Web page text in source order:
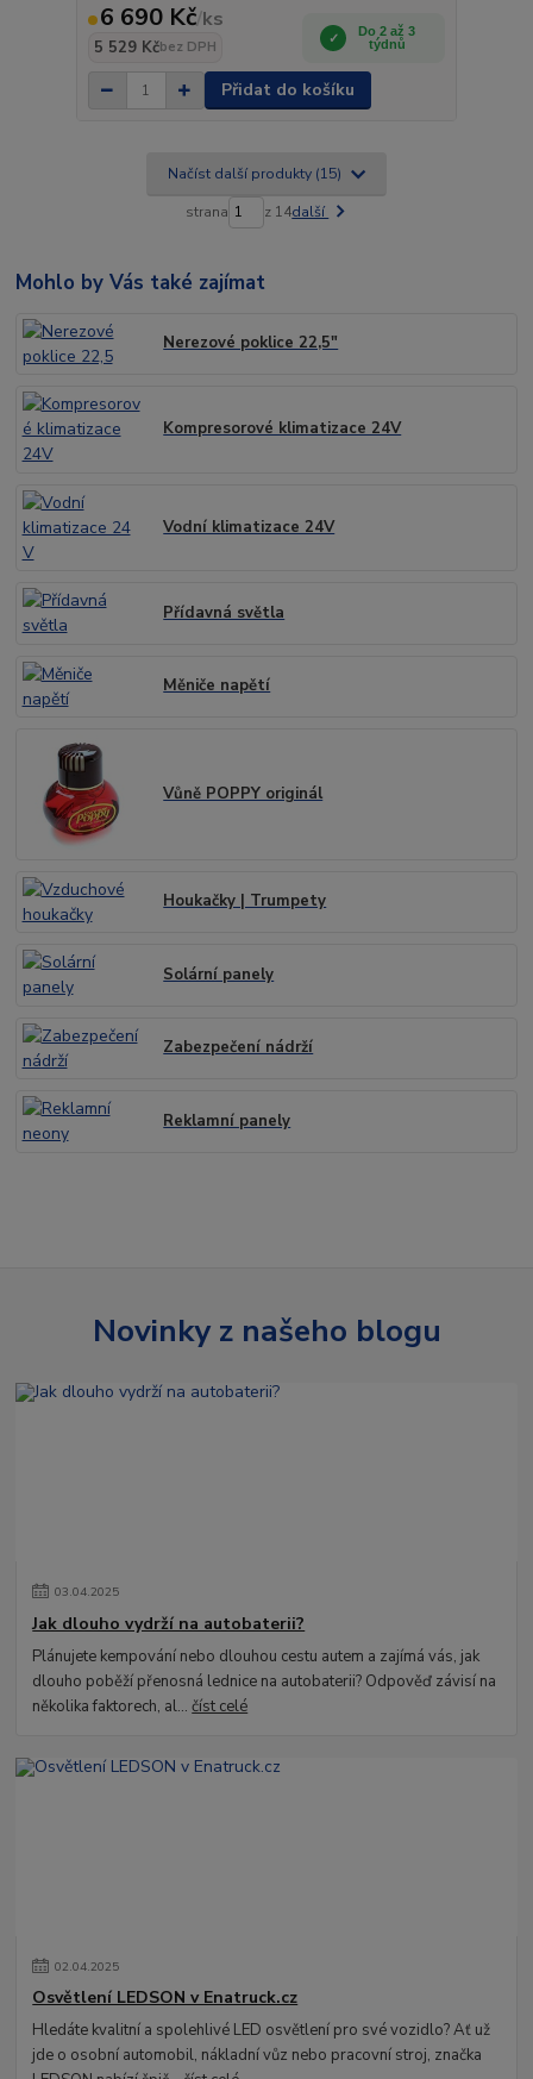
6 690 Kč/ks
5 529 Kčbez DPH
Do 2 až 3
týdnů
Přidat do košíku
Načíst další produkty (15)
strana z 14další
Mohlo by Vás také zajímat
Nerezové poklice 22,5"
Kompresorové klimatizace 24V
Vodní klimatizace 24V
Přídavná světla
Měniče napětí
Vůně POPPY originál
Houkačky | Trumpety
Solární panely
Zabezpečení nádrží
Reklamní panely
Novinky z našeho blogu
03.04.2025
Jak dlouho vydrží na autobaterii?
Plánujete kempování nebo dlouhou cestu autem a zajímá vás, jak
dlouho poběží přenosná lednice na autobaterii? Odpověď závisí na
několika faktorech, al...číst celé
02.04.2025
Osvětlení LEDSON v Enatruck.cz
Hledáte kvalitní a spolehlivé LED osvětlení pro své vozidlo? Ať už
jde o osobní automobil, nákladní vůz nebo pracovní stroj, značka